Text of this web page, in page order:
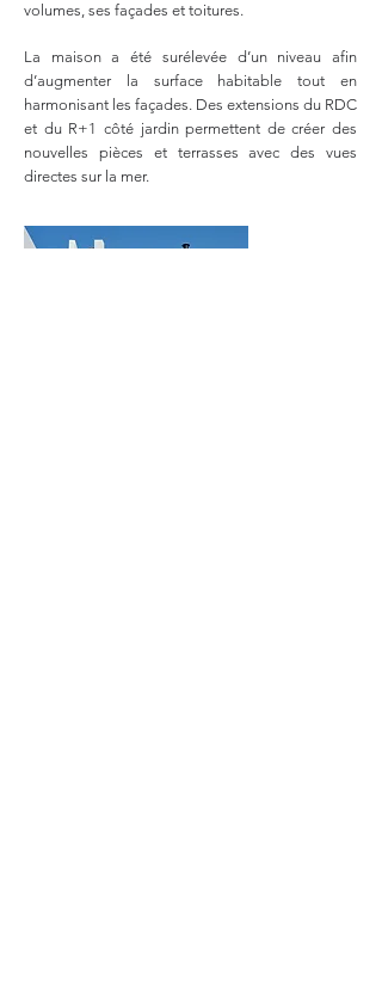
volumes, ses façades et toitures.
La maison a été surélevée d’un niveau afin
d’augmenter la surface habitable tout en
harmonisant les façades. Des extensions du RDC
et du R+1 côté jardin permettent de créer des
nouvelles pièces et terrasses avec des vues
directes sur la mer.